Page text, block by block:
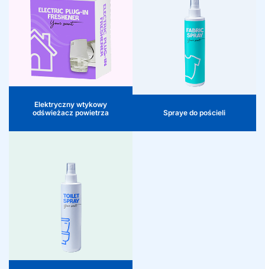
Elektryczny wtykowy
odświeżacz powietrza
Elektryczne wtykowe odświeżacze
powietrza odpowiadają na rosnące
zapotrzebowanie na wygodę i stałe
doświadczenie zapachowe.
Dostarczamy bezpośrednio
dostępne zapachy i tworzymy
ekskluzywne warianty, dzięki czemu
odpowiadają Państwo na
premiumizację i wzmacniają
kategorię home fragrance
rozwiązaniami.
Spraye do pościeli
Nasze spraye odpowiadają na
rosnący trend wellness i snu. Kojące
zapachy lawendy i rumianku
sprzyjają relaksacji i wspierają
regenerujący sen nocny. Kilka
lekkich spryśnięć na poduszki,
pościel lub ubrania zapewnia
subtelne doświadczenie zapachowe,
przekształcając każde
Neutralizatory zapachów oferują
konsumentom skuteczne
rozwiązania przeciwko
samochodzie i środowisku
sportowym. Dzięki zastosowaniom
toaletowe, do tkanin i toreb
sportowych odpowiadają Państwo na
rosnące zapotrzebowanie na
praktyczne, higieniczne i